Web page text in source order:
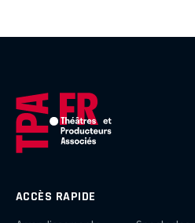
ACCÈS RAPIDE